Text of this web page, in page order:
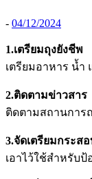
- 04/12/2024
1.เตรียมถุงยังชีพ
เตรียมอาหาร น้ำ
2.ติดตามข่าวสาร
ติดตามสถานการ
3.จัดเตรียมกระส
เอาไว้ใช้สำหรับ